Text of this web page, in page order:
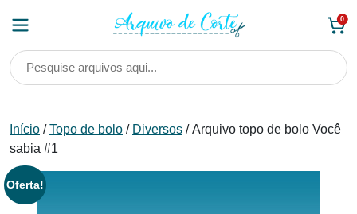
0
Início /Topo de bolo / Diversos / Arquivo topo de bolo Você
sabia #1
Oferta!